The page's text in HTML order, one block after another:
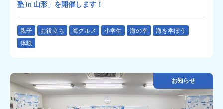
塾 in 山形」を開催します！
親子 お役立ち 海グルメ 小学生 海の幸
海を学ぼう
体験
お知らせ